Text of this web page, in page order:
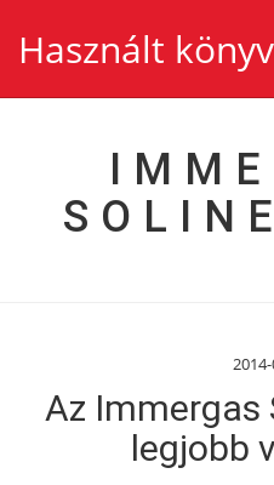
Használt
Az Immergas
legjobb